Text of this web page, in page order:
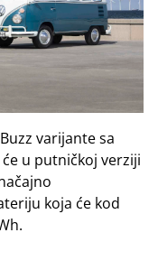
varijante sa
u putničkoj verziji
koja će kod